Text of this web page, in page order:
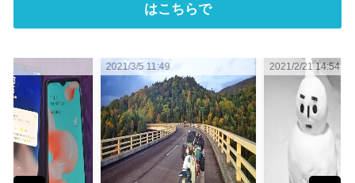
はこちらで
2021/3/5 11:49